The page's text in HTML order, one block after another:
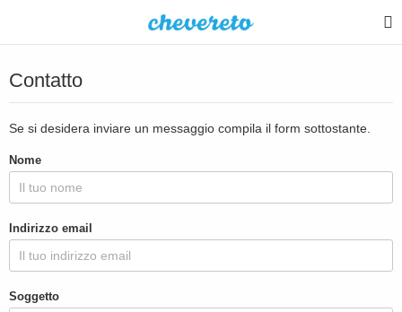
Contatto
Se si desidera inviare un messaggio compila il form sottostante.
Nome
Indirizzo email
Soggetto